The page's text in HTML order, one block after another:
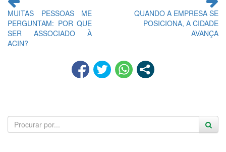
lendo
MUITAS PESSOAS ME
PERGUNTAM: POR QUE
SER ASSOCIADO À
ACIN?
QUANDO A EMPRESA SE
POSICIONA, A CIDADE
AVANÇA